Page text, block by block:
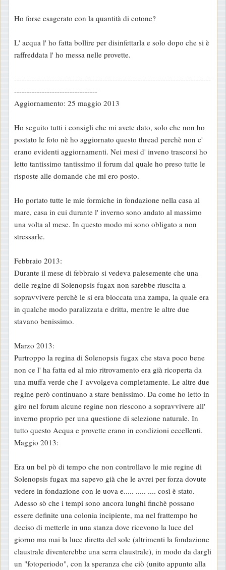
Ho forse esagerato con la quantità di cotone?
L' acqua l' ho fatta bollire per disinfettarla e solo dopo che si è
raffreddata l' ho messa nelle provette.
------------------------------------------------------------------------------
---------------------------------
Aggiornamento: 25 maggio 2013
Ho seguito tutti i consigli che mi avete dato, solo che non ho
postato le foto nè ho aggiornato questo thread perchè non c'
erano evidenti aggiornamenti. Nei mesi d' inveno trascorsi ho
letto tantissimo tantissimo il forum dal quale ho preso tutte le
risposte alle domande che mi ero posto.
Ho portato tutte le mie formiche in fondazione nella casa al
mare, casa in cui durante l' inverno sono andato al massimo
una volta al mese. In questo modo mi sono obligato a non
stressarle.
Febbraio 2013:
Durante il mese di febbraio si vedeva palesemente che una
delle regine di Solenopsis fugax non sarebbe riuscita a
sopravvivere perchè le si era bloccata una zampa, la quale era
in qualche modo paralizzata e dritta, mentre le altre due
stavano benissimo.
Marzo 2013:
Purtroppo la regina di Solenopsis fugax che stava poco bene
non ce l' ha fatta ed al mio ritrovamento era già ricoperta da
una muffa verde che l' avvolgeva completamente. Le altre due
regine però continuano a stare benissimo. Da come ho letto in
giro nel forum alcune regine non riescono a sopravvivere all'
inverno proprio per una questione di selezione naturale. In
tutto questo Acqua e provette erano in condizioni eccellenti.
Maggio 2013:
Era un bel pò di tempo che non controllavo le mie regine di
Solenopsis fugax ma sapevo già che le avrei per forza dovute
vedere in fondazione con le uova e..... ..... .... così è stato.
Adesso sò che i tempi sono ancora lunghi finchè possano
essere definite una colonia incipiente, ma nel frattempo ho
deciso di metterle in una stanza dove ricevono la luce del
giorno ma mai la luce diretta del sole (altrimenti la fondazione
claustrale diventerebbe una serra claustrale), in modo da dargli
un "fotoperiodo", con la speranza che ciò (unito appunto alla